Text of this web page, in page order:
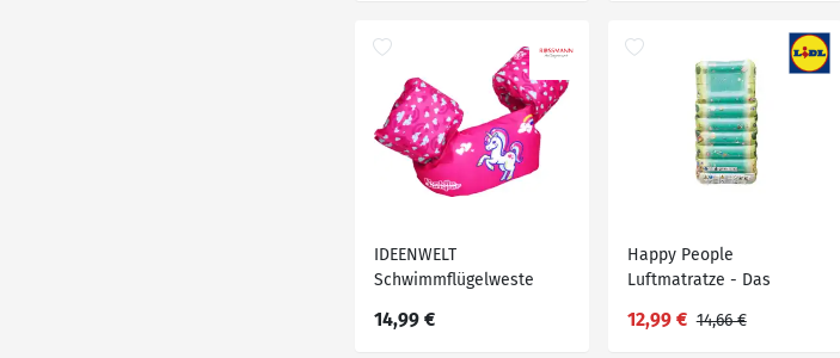
IDEENWELT
Schwimmflügelweste
14,99 €
Happy People
Luftmatratze - Das
die Zeit Tempo kleine
12,99 € 14,66 €